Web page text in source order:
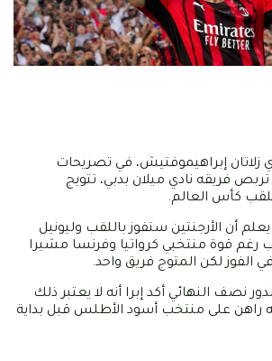
زلاتان إبراهيموفتيش، في تصريحات
فريقه نادي ميلان بدبي، تتويج
بلقب كأس العالم.
أن الأرجنتين ستفوز باللقب وليونيل
قوة منتخبي كرواتيا وفرنسا مشيرا
الفوز لكن المتوج فريق واحد.
نصف النهائي أكد إبرا أنه لا يعتبر ذلك
راهن على منتخب أسود الأطلس قبل بداية